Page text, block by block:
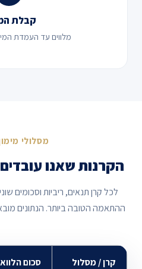
קבלת
מלווים עד העמדת
מסלולי
הקרנות שאנו
לכל קרן תנאים, ריביות וסכומים
ההתאמה הטובה ביותר. הנתונים
קרן / מסלול סכום